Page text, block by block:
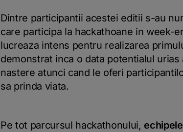
Dintre participantii acestei editii s-au
care participa la hackathoane in week-
lucreaza intens pentru realizarea
demonstrat inca o data potentialul
nastere atunci cand le oferi
sa prinda viata.
Pe tot parcursul hackathonului,